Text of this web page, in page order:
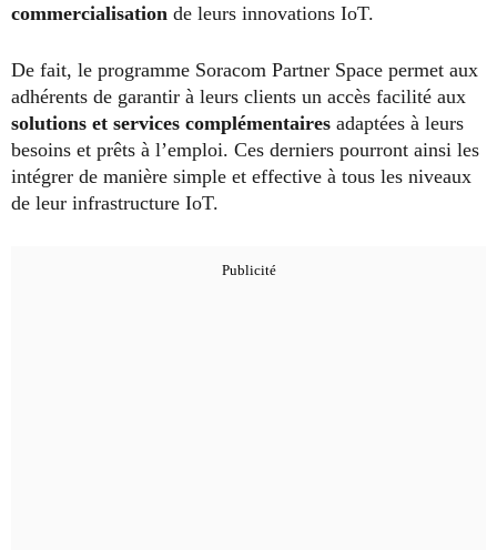
commercialisation de leurs innovations IoT.
De fait, le programme Soracom Partner Space permet aux
adhérents de garantir à leurs clients un accès facilité aux
solutions et services complémentaires adaptées à leurs
besoins et prêts à l’emploi. Ces derniers pourront ainsi les
intégrer de manière simple et effective à tous les niveaux
de leur infrastructure IoT.